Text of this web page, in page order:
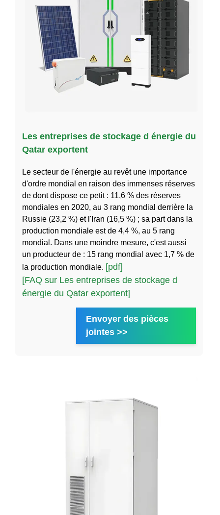
Les entreprises de stockage d énergie du
Qatar exportent
Le secteur de l'énergie au revêt une importance
d'ordre mondial en raison des immenses réserves
de dont dispose ce petit : 11,6 % des réserves
mondiales en 2020, au 3 rang mondial derrière la
Russie (23,2 %) et l'Iran (16,5 %) ; sa part dans la
production mondiale est de 4,4 %, au 5 rang
mondial. Dans une moindre mesure, c'est aussi
un producteur de : 15 rang mondial avec 1,7 % de
la production mondiale. [pdf]
[FAQ sur Les entreprises de stockage d
énergie du Qatar exportent]
Envoyer des pièces
jointes >>